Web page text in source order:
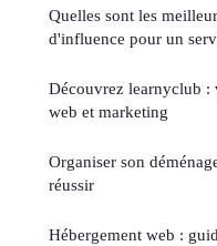
Quelles sont les
d'influence pour un
Découvrez learnyclub :
web et marketing
Organiser son
réussir
Hébergement web :